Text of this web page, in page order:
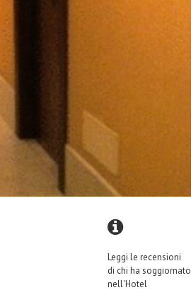
Leggi le recensioni
di chi ha soggiornato
nell'Hotel